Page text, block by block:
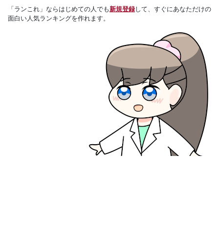
「ランこれ」ならはじめての人でも新規登録して、すぐにあなただけの
面白い人気ランキングを作れます。